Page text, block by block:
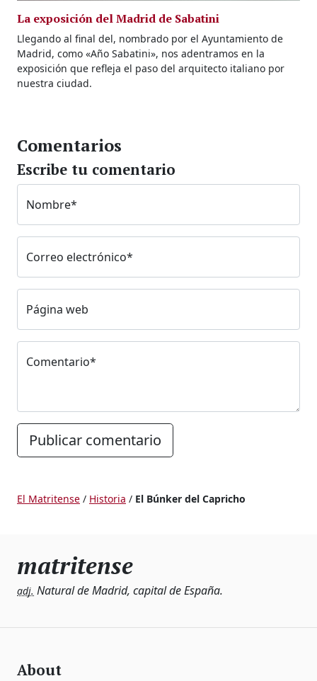
La exposición del Madrid de Sabatini
Llegando al final del, nombrado por el Ayuntamiento de
Madrid, como «Año Sabatini», nos adentramos en la
exposición que refleja el paso del arquitecto italiano por
nuestra ciudad.
Comentarios
Escribe tu comentario
Nombre*
Correo electrónico*
Página web
Comentario*
Publicar comentario
El Matritense / Historia / El Búnker del Capricho
matritense
adj. Natural de Madrid, capital de España.
About